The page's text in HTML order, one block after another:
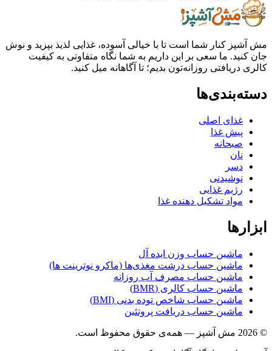
کنار شما است تا با خیالی آسوده، غذایی لذیذ بپزید و نوش
ما سعی بر این داریم به شما نگاه متفاوتی به کیفیت
روزانه‌تون بدیم؛ تا آگاهانه میل کنید.
غذای اصلی
پیش غذا
صبحانه
نوشیدنی
رژیم غذایی
مواد تشکیل دهنده غذا
ماشین حساب وزن ایده آل
ماشین حساب درشت مغذی‌ها (ماکرو نوترینت ها)
ماشین حساب مصرف آب روزانه
ماشین حساب کالری (BMR)
ماشین حساب شاخص توده بدنی (BMI)
ماشین حساب دریافت پروتئین